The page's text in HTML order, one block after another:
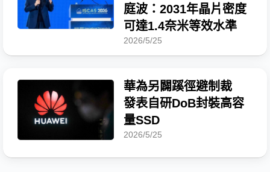
庭波：2031年晶片密度
可達1.4奈米等效水準
2026/5/25
華為另闢蹊徑避制裁
發表自研DoB封裝高容
量SSD
2026/5/25